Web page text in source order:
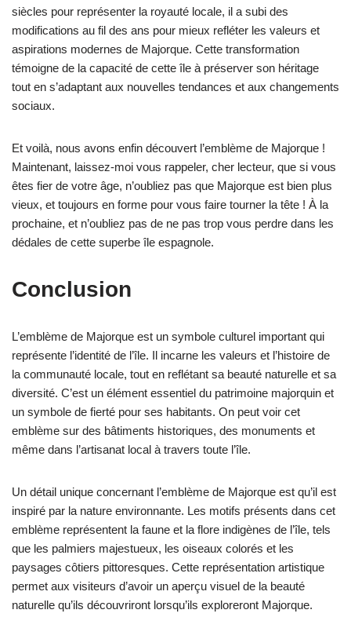
siècles pour représenter la royauté locale, il a subi des
modifications au fil des ans pour mieux refléter les valeurs et
aspirations modernes de Majorque. Cette transformation
témoigne de la capacité de cette île à préserver son héritage
tout en s’adaptant aux nouvelles tendances et aux changements
sociaux.
Et voilà, nous avons enfin découvert l’emblème de Majorque !
Maintenant, laissez-moi vous rappeler, cher lecteur, que si vous
êtes fier de votre âge, n’oubliez pas que Majorque est bien plus
vieux, et toujours en forme pour vous faire tourner la tête ! À la
prochaine, et n’oubliez pas de ne pas trop vous perdre dans les
dédales de cette superbe île espagnole.
Conclusion
L’emblème de Majorque est un symbole culturel important qui
représente l’identité de l’île. Il incarne les valeurs et l’histoire de
la communauté locale, tout en reflétant sa beauté naturelle et sa
diversité. C’est un élément essentiel du patrimoine majorquin et
un symbole de fierté pour ses habitants. On peut voir cet
emblème sur des bâtiments historiques, des monuments et
même dans l’artisanat local à travers toute l’île.
Un détail unique concernant l’emblème de Majorque est qu’il est
inspiré par la nature environnante. Les motifs présents dans cet
emblème représentent la faune et la flore indigènes de l’île, tels
que les palmiers majestueux, les oiseaux colorés et les
paysages côtiers pittoresques. Cette représentation artistique
permet aux visiteurs d’avoir un aperçu visuel de la beauté
naturelle qu’ils découvriront lorsqu’ils exploreront Majorque.